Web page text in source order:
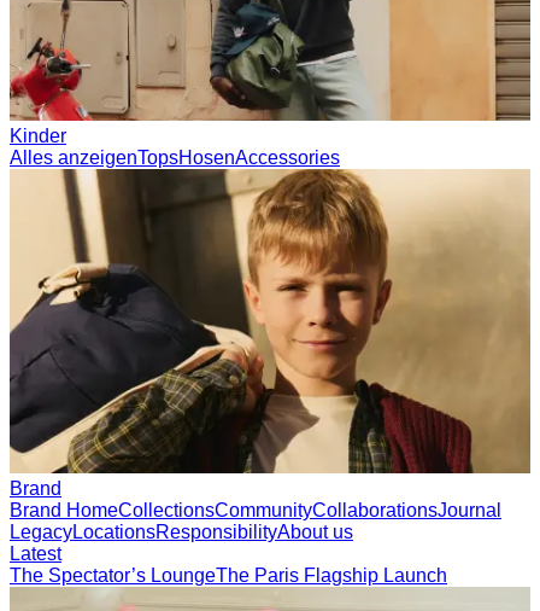
Kinder
Alles anzeigenTopsHosenAccessories
Brand
Brand
HomeCollectionsCommunityCollaborationsJournal
us
Latest
The Spectator’s Lounge